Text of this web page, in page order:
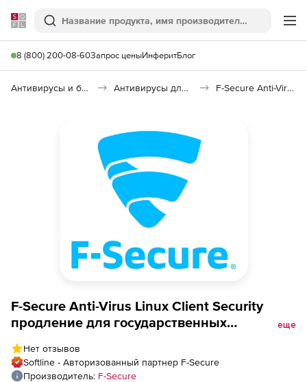
Softline
Поиск
8 (800) 200-08-60Запрос ценыИнферитБлог
Антивирусы и безопасность Антивирусы для организаций F-Secure Anti-Virus Linux Client Security
F-Secure Anti-Virus Linux Client Security
продление для государственных
лицензий
еще
Нет отзывов
Softline - Авторизованный партнер F-Secure
Производитель: F-Secure